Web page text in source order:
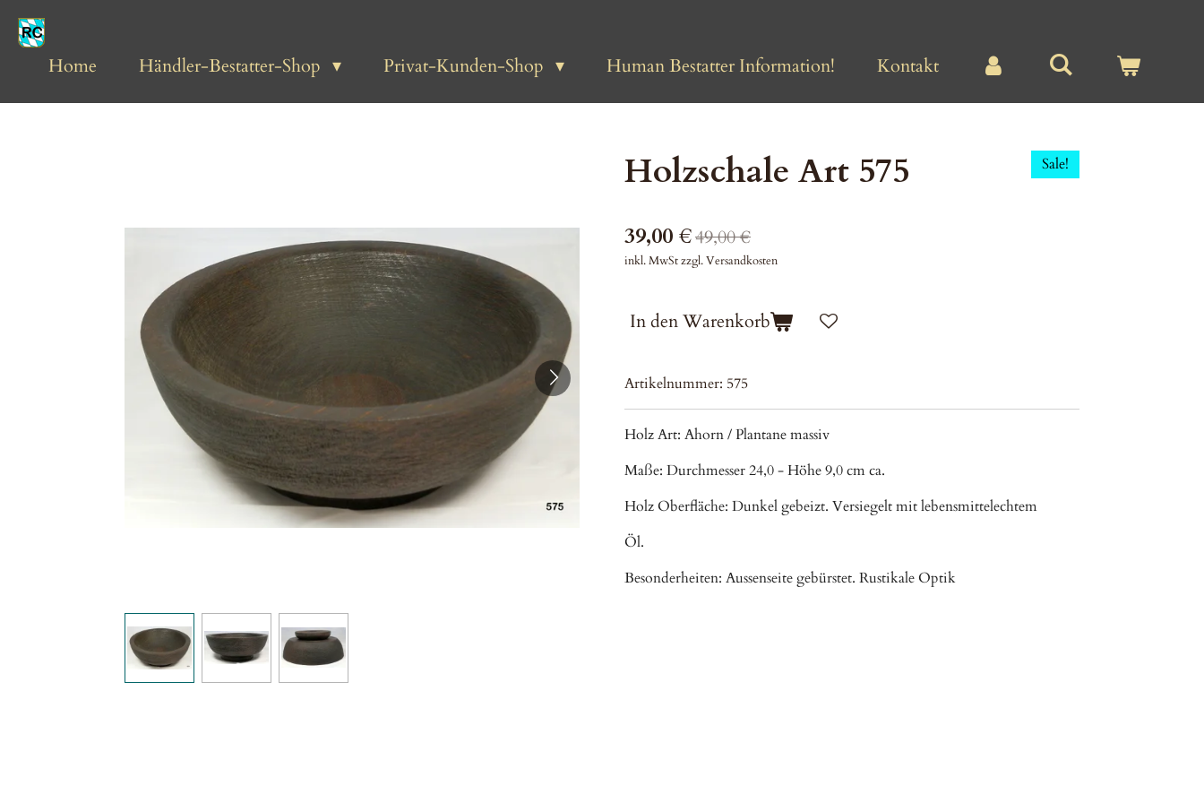
Zum
Hauptinhalt
springenHome Händler-Bestatter-Shop Privat-Kunden-Shop Human Bestatter Information! Kontakt
Holzschale Art 575 Sale!
39,00 €49,00 €
inkl. MwSt zzgl. Versandkosten
In den Warenkorb
Artikelnummer: 575
Holz Art: Ahorn / Plantane massiv
Maße: Durchmesser 24,0 - Höhe 9,0 cm ca.
Holz Oberfläche: Dunkel gebeizt. Versiegelt mit lebensmittelechtem
Öl.
Besonderheiten: Aussenseite gebürstet. Rustikale Optik